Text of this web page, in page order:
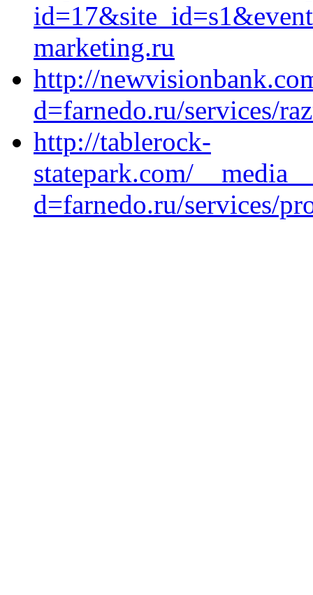
marketing.ru
http://
d=farnedo.ru/services/
http://tablerock-
statepark.com/
d=farnedo.ru/services/